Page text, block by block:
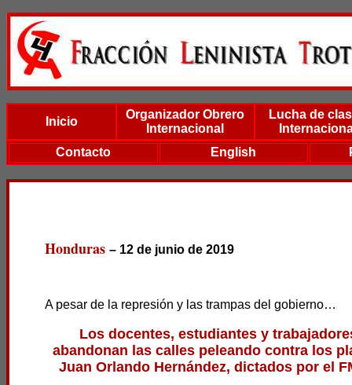
Inicio
Organizador Obrero
Internacional
Lucha de
Contacto
English
Honduras – 12 de junio de 2019
A pesar de la represión y las trampas del gobierno…
Los docentes, estudiantes y
abandonan las calles peleando contra los
Juan Orlando Hernández, dictados por el